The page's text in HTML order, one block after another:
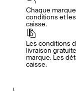
Chaque
conditions et
caisse.
Les conditions
livraison
marque. Les
caisse.